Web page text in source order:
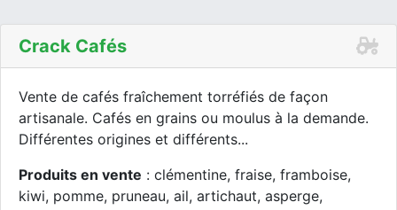
Crack Cafés
Vente de cafés fraîchement torréfiés de façon
artisanale. Cafés en grains ou moulus à la demande.
Différentes origines et différents...
Produits en vente : clémentine, fraise, framboise,
kiwi, pomme, pruneau, ail, artichaut, asperge,